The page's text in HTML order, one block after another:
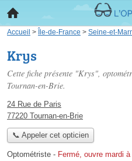
Accueil > Île-de-France > Seine-et-
Krys
Cette fiche présente "Krys",
Tournan-en-Brie.
24 Rue de Paris
77220 Tournan-en-Brie
📞 Appeler cet opticien
Optométriste - Fermé, ouvre mardi à